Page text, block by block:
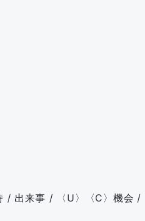
/ 出来事 / 〈U〉〈C〉機会 /